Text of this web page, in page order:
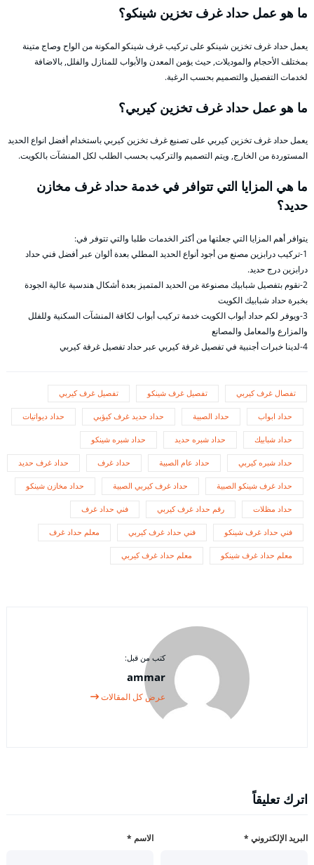
ما هو عمل حداد غرف تخزين شينكو؟
يعمل حداد غرف تخزين شينكو على تركيب غرف شينكو المكونة من الواح وصاج متينة
بمختلف الأحجام والموديلات, حيث يؤمن المعدن والأبواب للمنازل والفلل, بالاضافة
لخدمات التفصيل والتصميم بحسب الرغبة.
ما هو عمل حداد غرف تخزين كيربي؟
يعمل حداد غرف تخزين كيربي على تصنيع غرف تخزين كيربي باستخدام أفضل انواع الحديد
المستوردة من الخارج, ويتم التصميم والتركيب بحسب الطلب لكل المنشآت بالكويت.
ما هي المزايا التي تتوافر في خدمة حداد غرف مخازن
حديد؟
يتوافر أهم المزايا التي جعلتها من أكثر الخدمات طلبا والتي تتوفر في:
1-تركيب درابزين مصنع من أجود أنواع الحديد المطلي بعدة ألوان عبر أفضل فني حداد
درابزين درج حديد.
2-نقوم بتفصيل شبابيك مصنوعة من الحديد المتميز بعدة أشكال هندسية عالية الجودة
بخبرة حداد شبابيك الكويت
3-ويوفر لكم حداد أبواب الكويت خدمة تركيب أبواب لكافة المنشآت السكنية وللفلل
والمزارع والمعامل والمصانع
4-لدينا خبرات أجنبية في تفصيل غرفة كيربي عبر حداد تفصيل غرفة كيربي
تفصال غرف كيربي تفصيل غرف شينكو تفصيل غرف كيربي
حداد ابواب حداد الصبية حداد حديد غرف كيؤبي حداد ديواتيات
حداد شبابيك حداد شبره حديد حداد شبره شينكو
حداد شبره كيربي حداد عام الصبية حداد غرف حداد غرف حديد
حداد غرف شينكو الصبية حداد غرف كيربي الصبية حداد مخازن شينكو
حداد مظلات رقم حداد غرف كيربي فني حداد غرف
فني حداد غرف شينكو فني حداد غرف كيربي معلم حداد غرف
معلم حداد غرف شينكو معلم حداد غرف كيربي
كتب من قبل:
ammar
عرض كل المقالات
اترك تعليقاً
الاسم * البريد الإلكتروني *